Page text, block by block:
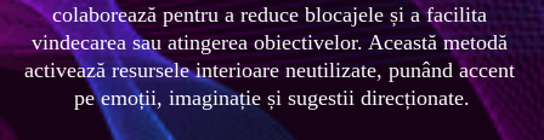
colaborează pentru a reduce blocajele și a facilita
vindecarea sau atingerea obiectivelor. Această metodă
activează resursele interioare neutilizate, punând accent
pe emoții, imaginație și sugestii direcționate.